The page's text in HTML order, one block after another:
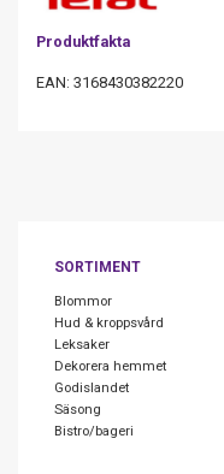
Produktfakta
EAN: 3168430382220
SORTIMENT
Blommor
Hud & kroppsvård
Leksaker
Dekorera hemmet
Godislandet
Säsong
Bistro/bageri